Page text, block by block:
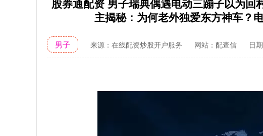
股券通配资 男子瑞典偶遇电动三蹦子以为
主揭秘：为何老外独爱东方神车？
男子 来源：在线配资炒股开户服务 网站：配查信 日